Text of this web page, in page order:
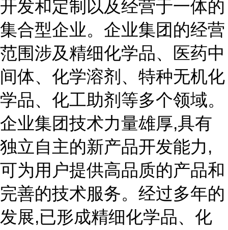
开发和定制以及经营于一体的
集合型企业。企业集团的经营
范围涉及精细化学品、医药中
间体、化学溶剂、特种无机化
学品、化工助剂等多个领域。
企业集团技术力量雄厚,具有
独立自主的新产品开发能力,
可为用户提供高品质的产品和
完善的技术服务。经过多年的
发展,已形成精细化学品、化